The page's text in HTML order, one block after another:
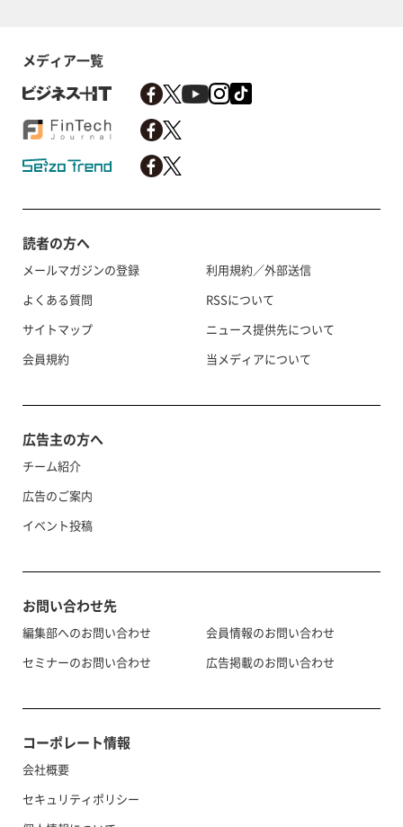
メディア一覧
読者の方へ
メールマガジンの登録
よくある質問
サイトマップ
会員規約
利用規約／外部送信
RSSについて
ニュース提供先について
当メディアについて
広告主の方へ
チーム紹介
広告のご案内
イベント投稿
お問い合わせ先
編集部へのお問い合わせ
セミナーのお問い合わせ
会員情報のお問い合わせ
広告掲載のお問い合わせ
コーポレート情報
会社概要
セキュリティポリシー